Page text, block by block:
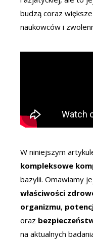
budzą coraz
naukowców i
W niniejszym
kompleksowe
bazylii. Omawiamy
właściwości
organizmu,
oraz
na aktualnych